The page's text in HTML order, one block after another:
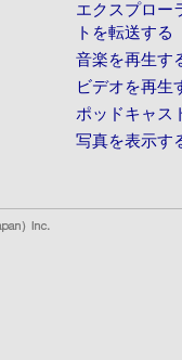
エクスプロー
トを転送する
音楽を再生す
ビデオを再生
ポッドキャス
写真を表示す